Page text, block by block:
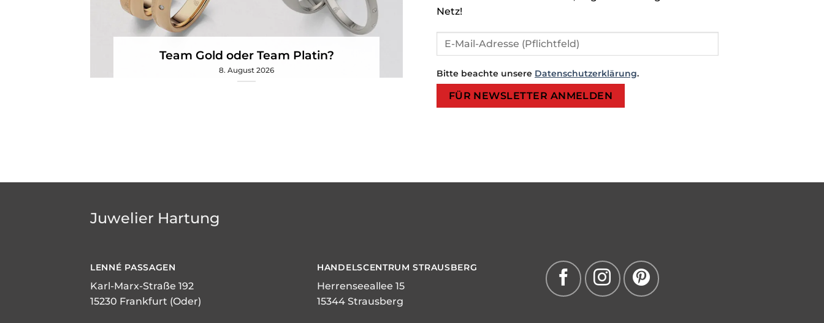
Team Gold oder Team Platin?
8. August 2026
Netz!
Bitte beachte unsere Datenschutzerklärung.
Bitte lasse dieses Feld leer.
Bitte lasse dieses Feld leer.
Juwelier Hartung
LENNÉ PASSAGEN
Karl-Marx-Straße 192
15230 Frankfurt (Oder)
HANDELSCENTRUM STRAUSBERG
Herrenseeallee 15
15344 Strausberg